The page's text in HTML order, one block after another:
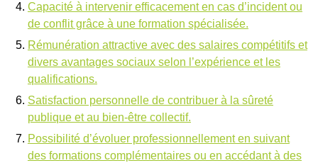
Capacité à intervenir efficacement en cas d’incident ou
de conflit grâce à une formation spécialisée.
Rémunération attractive avec des salaires compétitifs et
divers avantages sociaux selon l’expérience et les
qualifications.
Satisfaction personnelle de contribuer à la sûreté
publique et au bien-être collectif.
Possibilité d’évoluer professionnellement en suivant
des formations complémentaires ou en accédant à des